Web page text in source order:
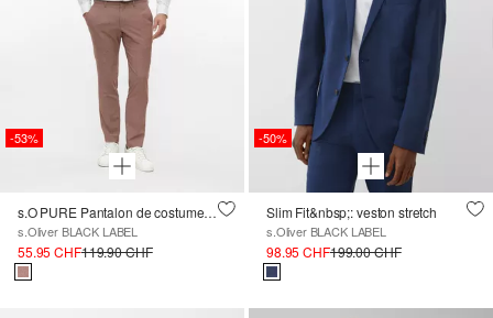
-53%
s.O PURE Pantalon de costume en tissu stretch chiné
s.Oliver BLACK LABEL
55.95 CHF119.90 CHF
-50%
Slim Fit&nbsp;: veston stretch
s.Oliver BLACK LABEL
98.95 CHF199.00 CHF